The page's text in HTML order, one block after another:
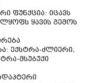
ფუნქცია: იცავს
ყავის გემოს
ექსტრა-ძლიერი,
მსუბუქი